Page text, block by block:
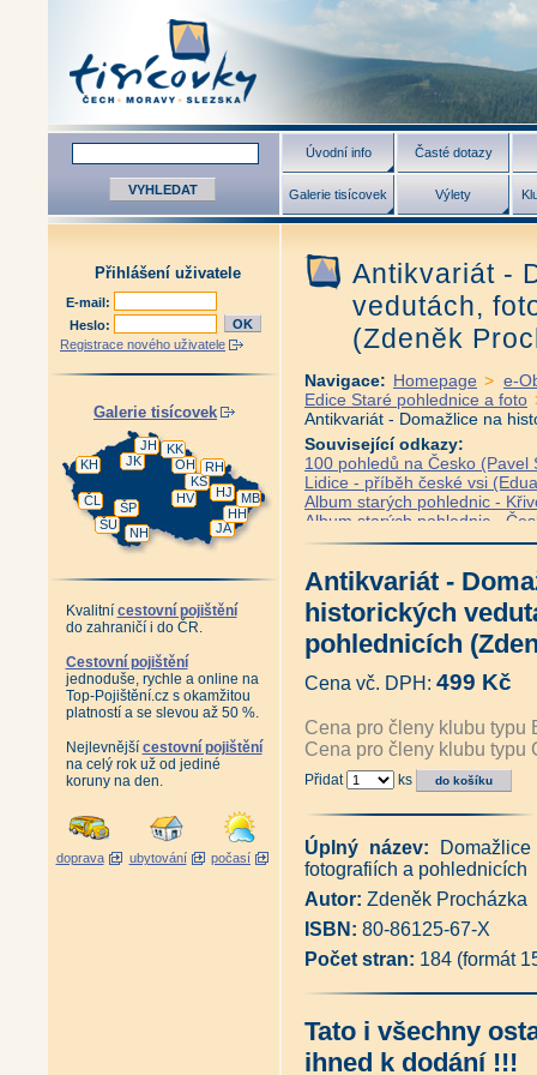
Úvodní info Časté dotazy
Galerie tisícovek Výlety
Přihlášení uživatele
E-mail:
Heslo:
Registrace nového uživatele
Galerie tisícovek
JA
HH
MB
HJ
HV
NH
KS
RH
ŠP
ŠU
OH
JK
KK
ČL
JH
KH
Kvalitní cestovní pojištění
do zahraničí i do ČR.
Cestovní pojištění
jednoduše, rychle a online na
Top-Pojištění.cz s okamžitou
platností a se slevou až 50 %.
Nejlevnější cestovní pojištění
na celý rok už od jediné
koruny na den.
doprava ubytování počasí
Antikvariát -
vedutách,
(Zdeněk
Navigace: Homepage > e-
Edice Staré pohlednice a foto
Antikvariát - Domažlice na
Související odkazy:
100 pohledů na Česko (Pavel
Lidice - příběh české vsi
Album starých pohlednic -
Album starých pohlednic -
Album starých pohlednic -
Album starých pohlednic
Album starých pohlednic
Album starých pohlednic
Album starých pohlednic
Album starých pohlednic -
Antikvariát - Album starých
Album starých pohlednic -
Antikvariát - Šumpersko,
Album starých pohlednic -
Album starých pohlednic -
Album starých pohlednic -
Album starých pohlednic -
Album starých pohlednic -
Adršpašsko-
teplické skály na historických
Album starých pohlednic -
Posázavský Pacifik Světlá -
Železniční trať Praha -
Železniční tratě Ústecko-
teplické dráhy na starých
Antikvariát -
historických
pohlednicích
Cena vč. DPH: 499 Kč
Cena pro členy klubu typu
Cena pro členy klubu typu
Přidat ks
Úplný název:
fotografiích a pohlednicích
Autor: Zdeněk Procházka
ISBN: 80-86125-67-X
Počet stran: 184 (formát
Tato i všechny
ihned k dodání !!!